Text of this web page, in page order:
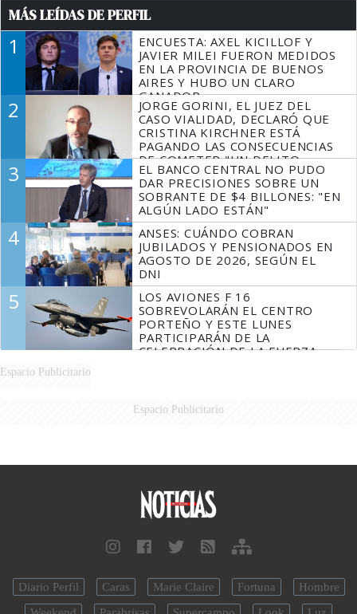
MÁS LEÍDAS DE PERFIL
1
ENCUESTA: AXEL KICILLOF Y
JAVIER MILEI FUERON MEDIDOS
EN LA PROVINCIA DE BUENOS
AIRES Y HUBO UN CLARO
GANADOR
2
JORGE GORINI, EL JUEZ DEL
CASO VIALIDAD, DECLARÓ QUE
CRISTINA KIRCHNER ESTÁ
PAGANDO LAS CONSECUENCIAS
DE COMETER "UN DELITO
COMPROBADO"
3
EL BANCO CENTRAL NO PUDO
DAR PRECISIONES SOBRE UN
SOBRANTE DE $4 BILLONES: "EN
ALGÚN LADO ESTÁN"
4
ANSES: CUÁNDO COBRAN
JUBILADOS Y PENSIONADOS EN
AGOSTO DE 2026, SEGÚN EL
DNI
5
LOS AVIONES F 16
SOBREVOLARÁN EL CENTRO
PORTEÑO Y ESTE LUNES
PARTICIPARÁN DE LA
CELEBRACIÓN DE LA FUERZA
Espacio Publicitario
Espacio Publicitario
Diario Perfil Caras Marie Claire Fortuna
Hombre